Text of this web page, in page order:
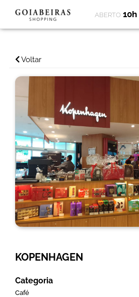
ABERTO 10h
Voltar
KOPENHAGEN
Categoria
Café